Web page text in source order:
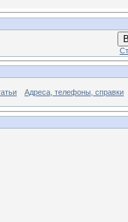
Адреса, телефоны, справки